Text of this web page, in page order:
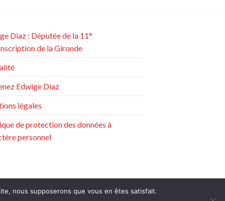
Diaz : Députée de la 11°
de la Gironde
Edwige Diaz
légales
de protection des données à
personnel
nous supposerons que vous en êtes satisfait.